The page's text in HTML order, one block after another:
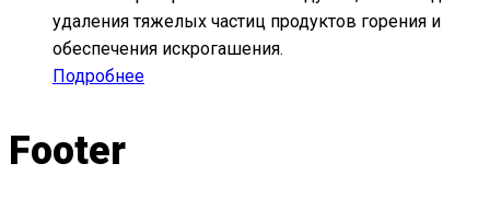
удаления тяжелых частиц продуктов горения и
обеспечения искрогашения.
Подробнее
Footer